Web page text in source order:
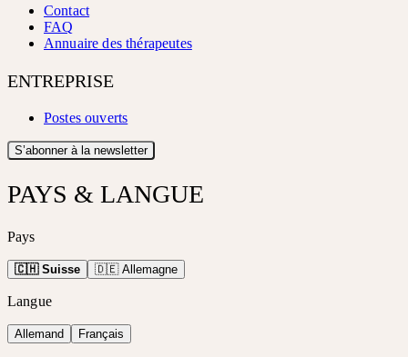
Contact
FAQ
Annuaire des thérapeutes
ENTREPRISE
Postes ouverts
S’abonner à la newsletter
PAYS & LANGUE
Pays
🇨🇭 Suisse 🇩🇪 Allemagne
Langue
Allemand Français